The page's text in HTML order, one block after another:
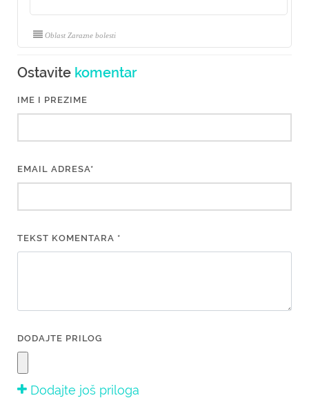
Oblast Zarazne bolesti
Ostavite komentar
IME I PREZIME
EMAIL ADRESA*
TEKST KOMENTARA *
DODAJTE PRILOG
Dodajte još priloga